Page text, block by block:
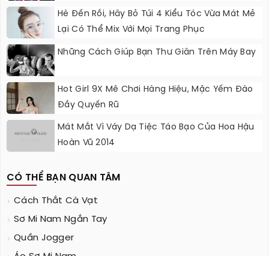
Hè Đến Rồi, Hãy Bỏ Túi 4 Kiểu Tóc Vừa Mát Mẻ
Lại Có Thể Mix Với Mọi Trang Phục
Những Cách Giúp Bạn Thư Giãn Trên Máy Bay
Hot Girl 9X Mê Chơi Hàng Hiệu, Mặc Yếm Đào
Đầy Quyến Rũ
Mát Mắt Vì Váy Dạ Tiệc Táo Bạo Của Hoa Hậu
Hoàn Vũ 2014
CÓ THỂ BẠN QUAN TÂM
Cách Thắt Cà Vạt
Sơ Mi Nam Ngắn Tay
Quần Jogger